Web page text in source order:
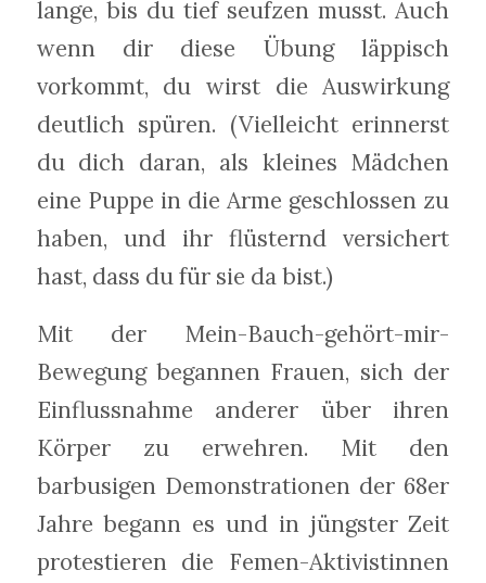
lange, bis du tief seufzen musst. Auch
wenn dir diese Übung läppisch
vorkommt, du wirst die Auswirkung
deutlich spüren. (Vielleicht erinnerst
du dich daran, als kleines Mädchen
eine Puppe in die Arme geschlossen zu
haben, und ihr flüsternd versichert
hast, dass du für sie da bist.)
Mit der Mein-Bauch-gehört-mir-
Bewegung begannen Frauen, sich der
Einflussnahme anderer über ihren
Körper zu erwehren. Mit den
barbusigen Demonstrationen der 68er
Jahre begann es und in jüngster Zeit
protestieren die Femen-Aktivistinnen